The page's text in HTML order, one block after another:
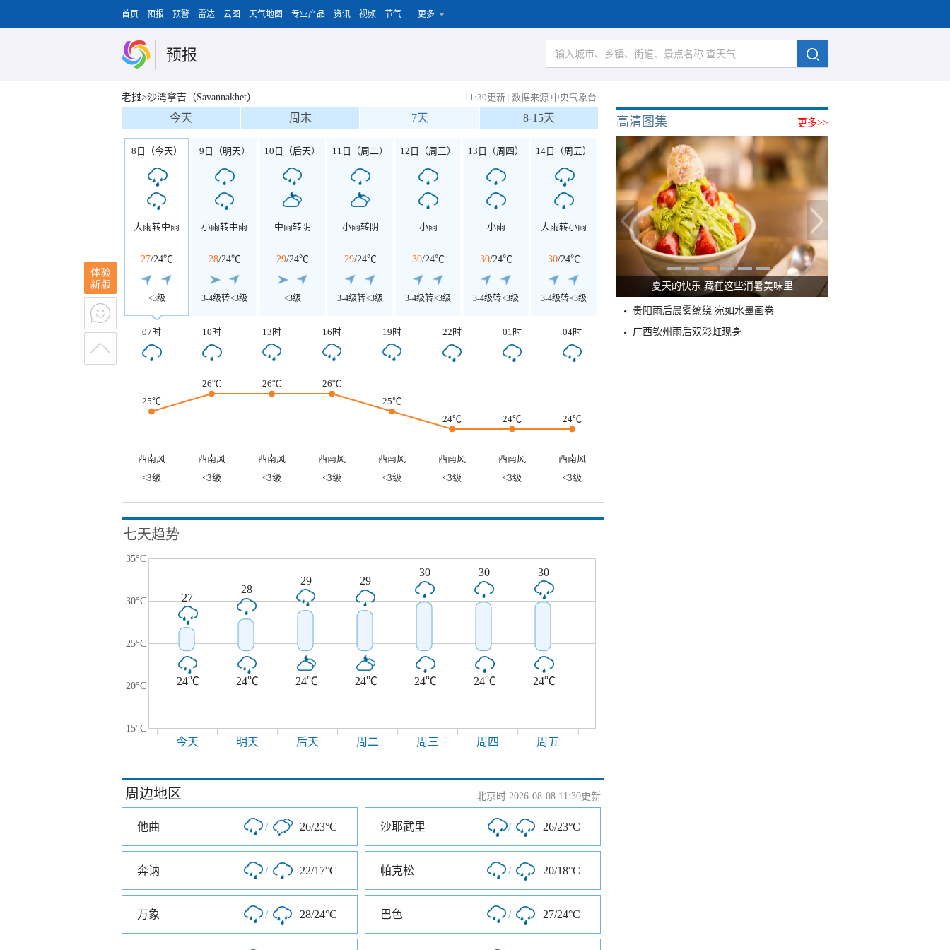
首页 预报 预警 雷达 云图 天气地图 专业产品 资讯 视频 节气 更多
预报
老挝>沙湾拿吉（Savannakhet） 11:30更新 | 数据来源 中央气象台
今天 周末 7天 8-15天
8日（今天）
大雨转中雨
27/24℃
<3级
9日（明天）
小雨转中雨
28/24℃
3-4级转<3级
10日（后天）
中雨转阴
29/24℃
<3级
11日（周二）
小雨转阴
29/24℃
3-4级转<3级
12日（周三）
小雨
30/24℃
3-4级转<3级
13日（周四）
小雨
30/24℃
3-4级转<3级
14日（周五）
大雨转小雨
30/24℃
3-4级转<3级
07时 10时 13时 16时 19时 22时 01时 04时
25℃
26℃ 26℃
26℃
25℃
24℃
24℃ 24℃
西南风 西南风 西南风 西南风 西南风 西南风 西南风
西南风
<3级
<3级 <3级 <3级 <3级 <3级 <3级 <3级
七天趋势
35°C
30°C
25°C
20°C
15°C
27
24℃
28
24℃
29
24℃
29
24℃
30
24℃
30
24℃
30
24℃
今天 明天 后天 周二 周三 周四 周五
周边地区 北京时 2026-08-08 11:30更新
他曲 / 26/23°C 沙耶武里 / 26/23°C
奔讷 / 22/17°C 帕克松 / 20/18°C
万象 / 28/24°C 巴色 / 27/24°C
更多>>
高清图集
夏天的快乐 藏在这些消暑美味里
贵阳雨后晨雾缭绕 宛如水墨画卷
广西钦州雨后双彩虹现身